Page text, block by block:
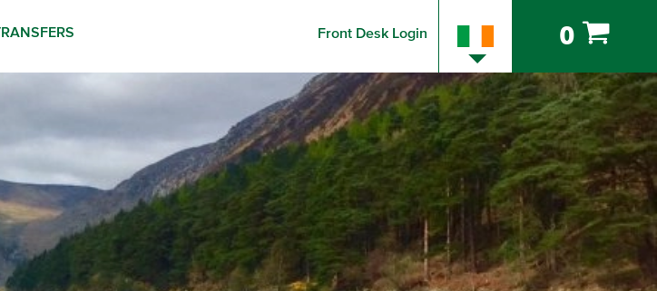
Front Desk Login 0